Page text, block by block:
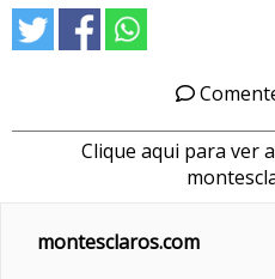
Clique aqui para ver
montesclaros.com